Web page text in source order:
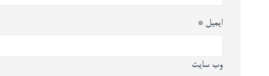
ایمیل *
وب‌ سایت